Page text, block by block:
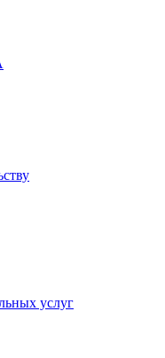
услуг